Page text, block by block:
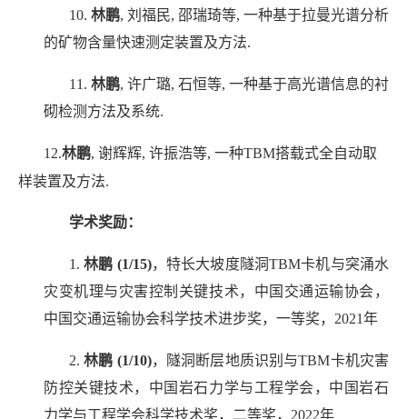
10. 林鹏, 刘福民, 邵瑞琦等, 一种基于拉曼光谱分析
的矿物含量快速测定装置及方法.
11. 林鹏, 许广璐, 石恒等, 一种基于高光谱信息的衬
砌检测方法及系统.
12.林鹏, 谢辉辉, 许振浩等, 一种TBM搭载式全自动取
样装置及方法.
学术奖励：
1.林鹏 (1/15)，特长大坡度隧洞TBM卡机与突涌水
灾变机理与灾害控制关键技术，中国交通运输协会，
中国交通运输协会科学技术进步奖，一等奖， 2021年
2.林鹏 (1/10)，隧洞断层地质识别与TBM卡机灾害
防控关键技术，中国岩石力学与工程学会，中国岩石
力学与工程学会科学技术奖，二等奖， 2022年